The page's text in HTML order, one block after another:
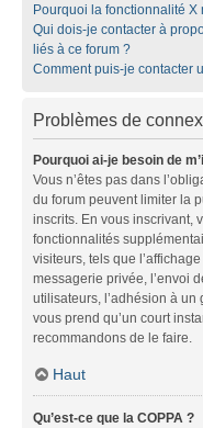
Pourquoi la fonctionnalité X
Qui dois-je contacter à
liés à ce forum ?
Comment puis-je contacter
Problèmes de
Pourquoi ai-je besoin de
Vous n’êtes pas dans
du forum peuvent limiter la
inscrits. En vous inscrivant,
fonctionnalités
visiteurs, tels que
messagerie privée, l’envoi
utilisateurs, l’adhésion à un
vous prend qu’un court
recommandons de le faire.
Haut
Qu’est-ce que la COPPA ?